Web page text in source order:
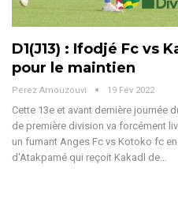
D1(J13) : Ifodjé Fc vs
pour le maintien
Perez Amouzouvi 19 Fév 2022
Cette 13e et avant dernière journée
de première division va forcément
un fumant Anges Fc vs Kotoko fc
d'Atakpamé qui reçoit Kakadl de…